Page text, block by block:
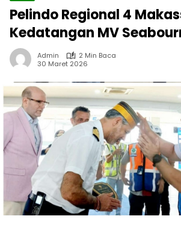
Pelindo Regional 4
Kedatangan MV
Admin
2 Min Baca
30 Maret 2026